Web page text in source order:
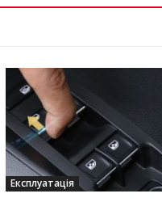
Експлуатація